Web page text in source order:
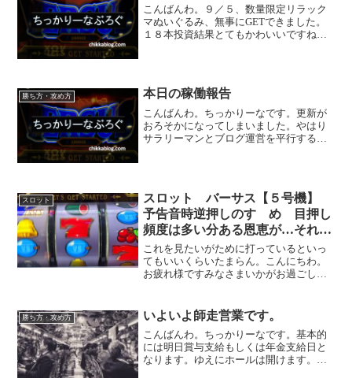
こんばんわ。９／５、数量限定リラック
マぬいぐるみ、無事にGETできました。
１８本投資結果とてもかわいいですね。
ベント…ではなくホール...
勝ち方・攻め方 本日の稼働報告
こんばんわ。ちっかりーなです。更新が
おろそかになってしまいました。やはり
サラリーマンとブログ運営を平行するな
スロット
スロット バーサス【５号機】
予告音時逆押しのすゝめ 目押し
頻度は多い分ある恩恵が…それ
は…！！
これを見たいがために打っているといっ
てもいいくらいたまらん。こんにちわ。
お疲れ様ですみなさまいかがお過ごしで
る！（ことが多い）そしてくそハマル！
（ストレート800くらいは...
勝ち方・攻め方 いよいよ師走営業です。
こんばんわ。ちっかりーなです。基本的
には明日賞与支給もしくは年金支給日と
なります。ゆえにホールは開けます。